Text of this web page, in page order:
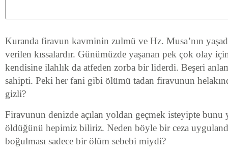
Kuranda firavun kavminin zulmü ve Hz. Musa’nın
verilen kıssalardır. Günümüzde yaşanan pek çok olay
kendisine ilahlık da atfeden zorba bir liderdi. Beşeri
sahipti. Peki her fani gibi ölümü tadan firavunun
gizli?
Firavunun denizde açılan yoldan geçmek isteyipte bunu
öldüğünü hepimiz biliriz. Neden böyle bir ceza
boğulması sadece bir ölüm sebebi miydi?